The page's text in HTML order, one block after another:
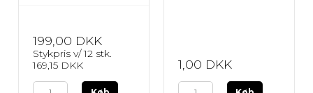
199,00 DKK
Stykpris v/ 12 stk.
169,15 DKK
1,00 DKK